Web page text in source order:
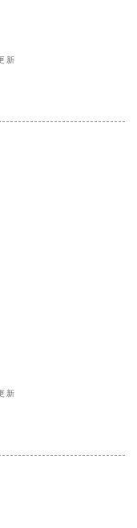
新
新